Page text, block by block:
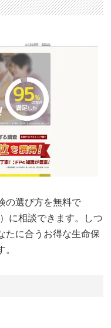
の選び方を無料で
に相談できます。しつ
たに合うお得な生命保